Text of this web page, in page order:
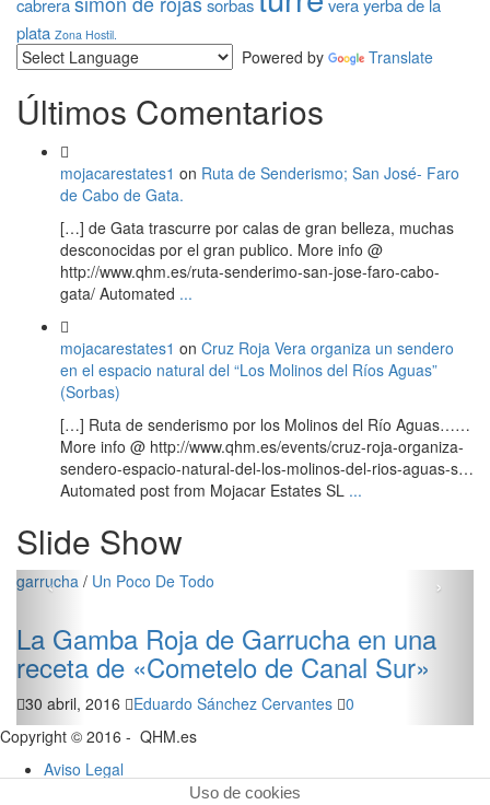
cabrera
sorbas verayerba de la
plata Zona Hostil.
Powered by Translate
Últimos Comentarios
mojacarestates1 on Ruta de Senderismo; San José- Faro
de Cabo de Gata.
[…] de Gata trascurre por calas de gran belleza, muchas
desconocidas por el gran publico. More info @
http://www.qhm.es/ruta-senderimo-san-jose-faro-cabo-
gata/ Automated ...
mojacarestates1 on Cruz Roja Vera organiza un sendero
en el espacio natural del “Los Molinos del Ríos Aguas”
(Sorbas)
[…] Ruta de senderismo por los Molinos del Río Aguas……
More info @ http://www.qhm.es/events/cruz-roja-organiza-
sendero-espacio-natural-del-los-molinos-del-rios-aguas-s…
Automated post from Mojacar Estates SL ...
Slide Show
garrucha / Un Poco De Todo
La Gamba Roja de Garrucha en una
receta de «Cometelo de Canal Sur»
30 abril, 2016 Eduardo Sánchez Cervantes 0
‹ ›
Copyright © 2016 - QHM.es
Aviso Legal
Uso de cookies